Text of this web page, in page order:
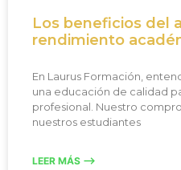
Los beneficios del
rendimiento
En Laurus Formación,
una educación de calidad
profesional. Nuestro
nuestros estudiantes
LEER MÁS -->